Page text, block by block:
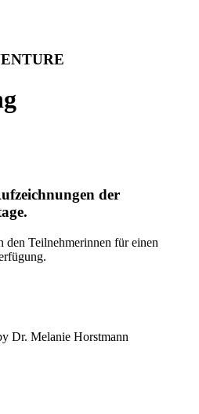
der
den Teilnehmerinnen für einen
Dr. Melanie Horstmann